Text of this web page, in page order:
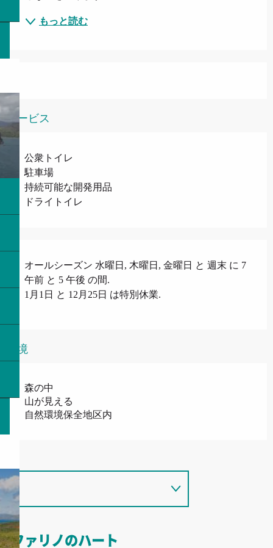
もっと読む
サービス
公衆トイレ
駐車場
持続可能な開発用品
ドライトイレ
オールシーズン 水曜日, 木曜日, 金曜日 と 週末 に 7
午前 と 5 午後 の間.
1月1日 と 12月25日 は特別休業.
環境
森の中
山が見える
自然環境保全地区内
ファリノのハート